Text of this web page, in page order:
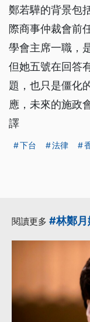
鄭若驊的背景包
際商事仲裁會前
學會主席一職，
但她五號在回答
題，也只是僵化
應，未來的施政
譯
下台 法律
閱讀更多 #林鄭月